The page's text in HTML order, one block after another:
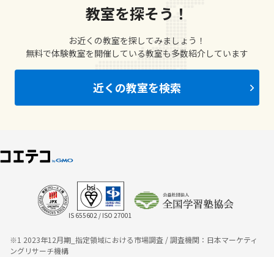
教室を探そう！
お近くの教室を探してみましょう！
無料で体験教室を開催している教室も多数紹介しています
近くの教室を検索
IS 655602 / ISO 27001
※1 2023年12月期_指定領域における市場調査 / 調査機関：日本マーケティ
ングリサーチ機構